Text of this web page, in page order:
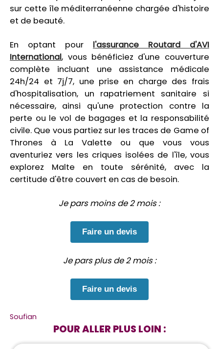
sur cette île méditerranéenne chargée d'histoire
et de beauté.
En optant pour l'assurance Routard d'AVI
International, vous bénéficiez d'une couverture
complète incluant une assistance médicale
24h/24 et 7j/7, une prise en charge des frais
d'hospitalisation, un rapatriement sanitaire si
nécessaire, ainsi qu'une protection contre la
perte ou le vol de bagages et la responsabilité
civile. Que vous partiez sur les traces de Game of
Thrones à La Valette ou que vous vous
aventuriez vers les criques isolées de l'île, vous
explorez Malte en toute sérénité, avec la
certitude d'être couvert en cas de besoin.
Je pars moins de 2 mois :
Faire un devis
Je pars plus de 2 mois :
Faire un devis
Soufian
POUR ALLER PLUS LOIN :